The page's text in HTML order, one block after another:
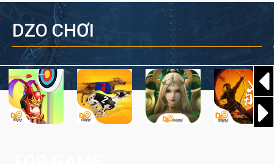
DZO CHƠI